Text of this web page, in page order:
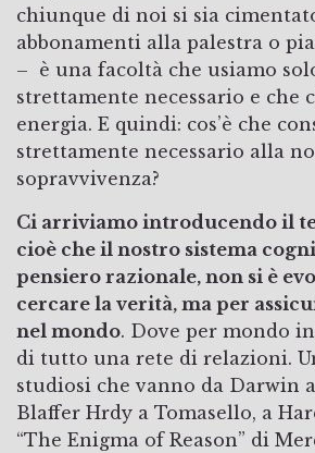
chiunque di noi si sia
abbonamenti alla palestra o
– è una facoltà che usiamo
strettamente necessario e che
energia. E quindi: cos’è che
strettamente necessario alla
sopravvivenza?
Ci arriviamo introducendo il
cioè che il nostro sistema
pensiero razionale, non si è
cercare la verità, ma per
nel mondo. Dove per mondo
di tutto una rete di relazioni.
studiosi che vanno da Darwin
Blaffer Hrdy a Tomasello, a
“The Enigma of Reason” di